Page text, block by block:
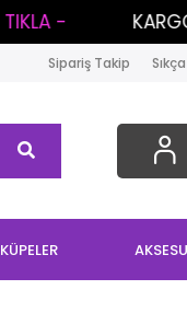
KARGO ÜCRETİ:
Sipariş Takip
KÜPELER